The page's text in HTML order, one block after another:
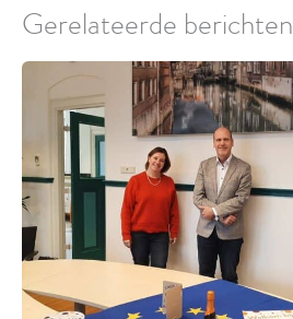
Gerelateerde berichten